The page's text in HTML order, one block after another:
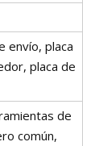
envío, placa
placa de
de
común,